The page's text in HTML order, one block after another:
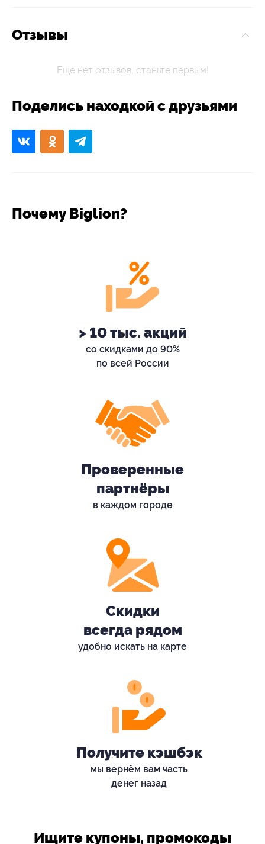
Отзывы
Еще нет отзывов, станьте первым!
Поделись находкой с друзьями
Почему Biglion?
> 10 тыс. акций
со скидками до 90%
по всей России
Проверенные
партнёры
в каждом городе
Скидки
всегда рядом
удобно искать на карте
Получите кэшбэк
мы вернём вам часть
денег назад
Ищите купоны, промокоды